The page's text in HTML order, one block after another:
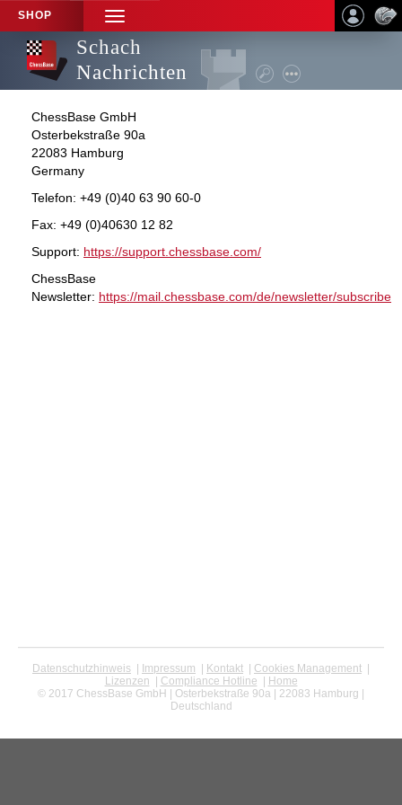
SHOP
TOGGLE
NAVIGATION
Schach
Nachrichten
ChessBase GmbH
Osterbekstraße 90a
22083 Hamburg
Germany
Telefon: +49 (0)40 63 90 60-0
Fax: +49 (0)40630 12 82
Support: https://support.chessbase.com/
ChessBase
Newsletter: https://mail.chessbase.com/de/newsletter/subscribe
Datenschutzhinweis Impressum Kontakt Cookies Management
Lizenzen
Compliance Hotline
Home
© 2017 ChessBase GmbH | Osterbekstraße 90a | 22083 Hamburg |
Deutschland